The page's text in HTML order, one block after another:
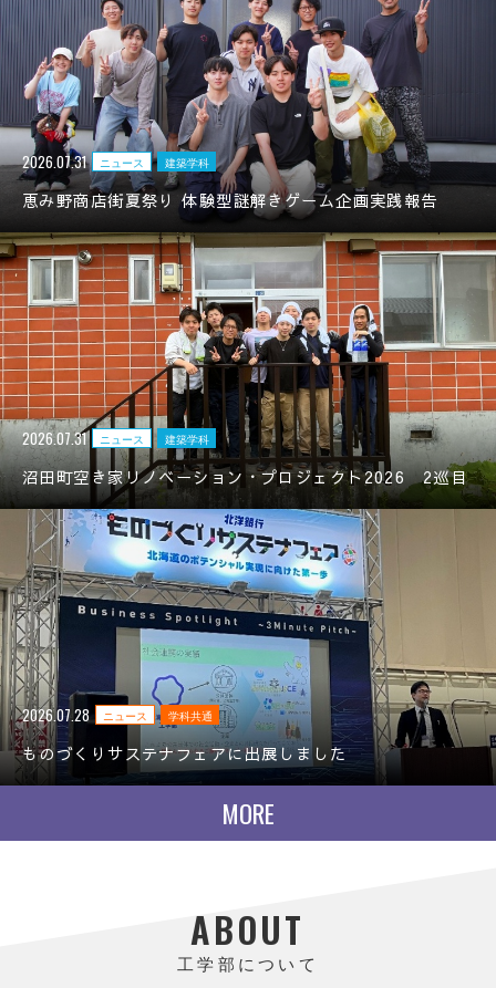
2026.07.31 ニュース 建築学科
恵み野商店街夏祭り 体験型謎解きゲーム企画実践報告
2026.07.31 ニュース 建築学科
沼田町空き家リノベーション・プロジェクト2026 2巡目
2026.07.28 ニュース 学科共通
ものづくりサステナフェアに出展しました
MORE
ABOUT
工学部について